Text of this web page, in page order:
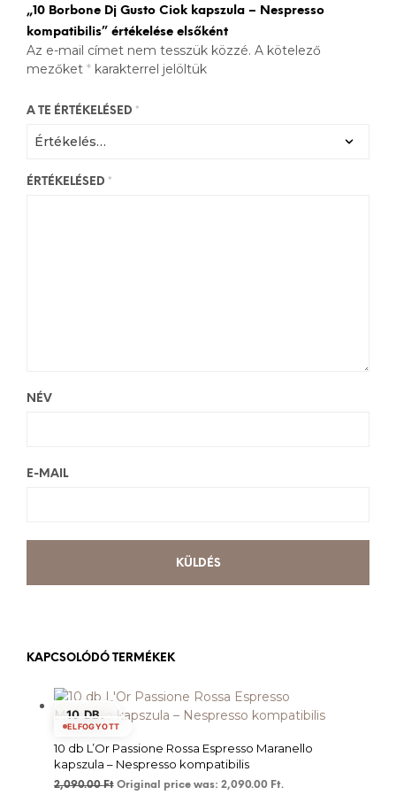
„10 Borbone Dj Gusto Ciok kapszula – Nespresso
kompatibilis” értékelése elsőként
Az e-mail címet nem tesszük közzé. A kötelező
mezőket * karakterrel jelöltük
A TE ÉRTÉKELÉSED *
ÉRTÉKELÉSED *
NÉV
E-MAIL
KAPCSOLÓDÓ TERMÉKEK
10 DB.
ELFOGYOTT
10 db L’Or Passione Rossa Espresso Maranello
kapszula – Nespresso kompatibilis
2,090.00Ft Original price was: 2,090.00 Ft.